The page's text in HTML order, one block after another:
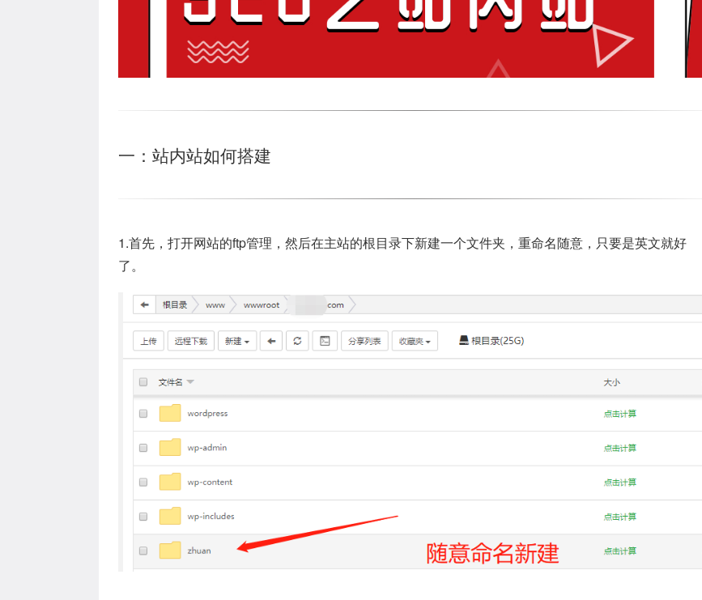
一：站内站如何搭建
1.首先，打开网站的ftp管理，然后在主站的根目录下新建一个文件夹，重命名随意，只要是英文就好
了。